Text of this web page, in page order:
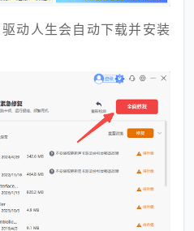
动人生会自动下载并安装